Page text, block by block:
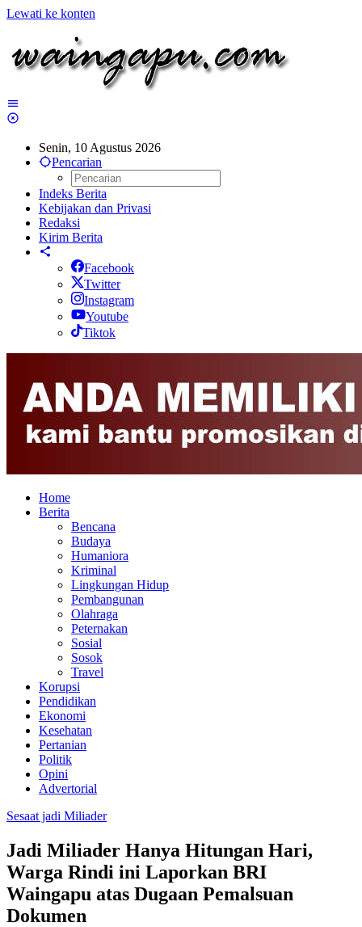
Lewati ke konten
Senin, 10 Agustus 2026
Pencarian
Indeks Berita
Kebijakan dan Privasi
Redaksi
Kirim Berita
Facebook
Twitter
Instagram
Youtube
Tiktok
Home
Berita
Bencana
Budaya
Humaniora
Kriminal
Lingkungan Hidup
Pembangunan
Olahraga
Peternakan
Sosial
Sosok
Travel
Korupsi
Pendidikan
Ekonomi
Kesehatan
Pertanian
Politik
Opini
Advertorial
Sesaat jadi Miliader
Jadi Miliader Hanya Hitungan Hari,
Warga Rindi ini Laporkan BRI
Waingapu atas Dugaan Pemalsuan
Dokumen